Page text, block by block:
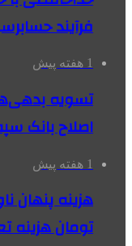
فرآیند
1 هفته پیش
اصلاح بانک
1 هفته پیش
هزینه پنهان
تومان هزینه